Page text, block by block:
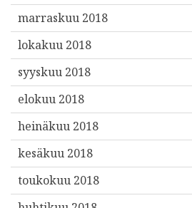
marraskuu 2018
lokakuu 2018
syyskuu 2018
elokuu 2018
heinäkuu 2018
kesäkuu 2018
toukokuu 2018